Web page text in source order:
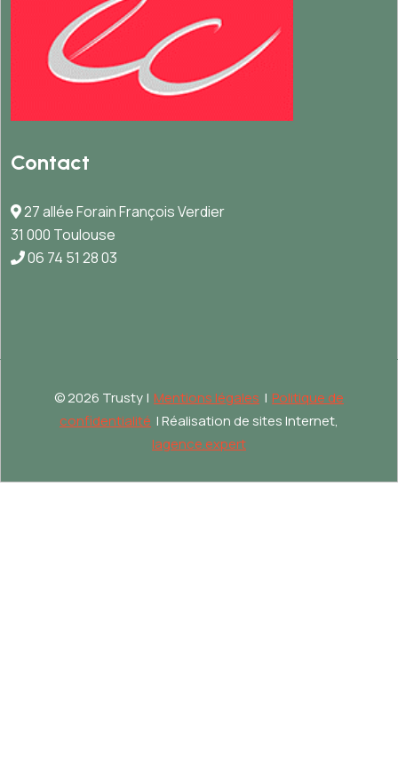
Contact
27 allée Forain François Verdier
31 000 Toulouse
06 74 51 28 03
©2026 Trusty | Mentions légales | Politique de
confidentialité | Réalisation de sites Internet,
lagence.expert